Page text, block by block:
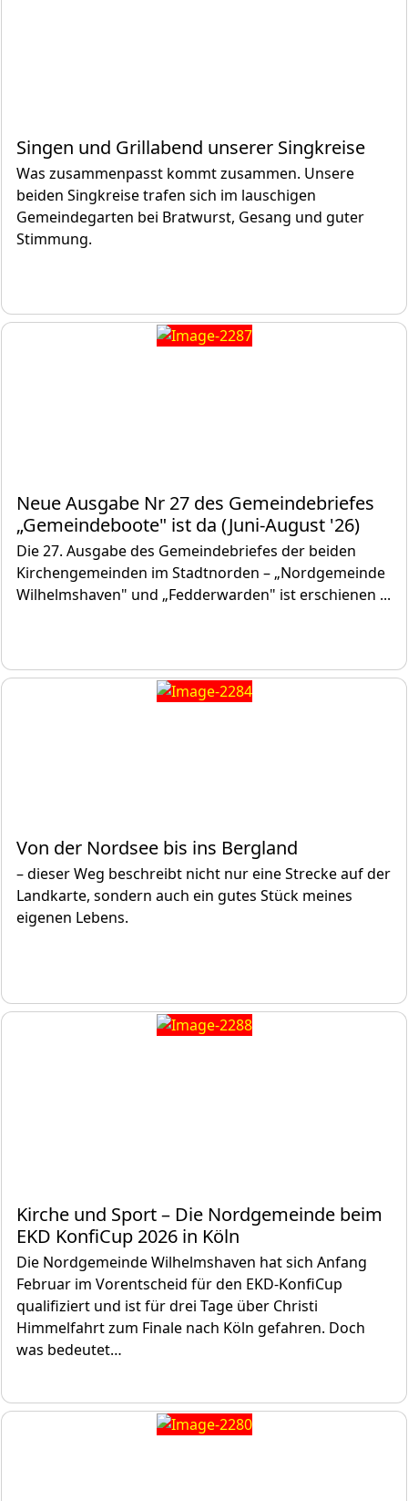
Singen und Grillabend unserer Singkreise
Was zusammenpasst kommt zusammen. Unsere
beiden Singkreise trafen sich im lauschigen
Gemeindegarten bei Bratwurst, Gesang und guter
Stimmung.
Neue Ausgabe Nr 27 des Gemeindebriefes
„Gemeindeboote" ist da (Juni-August '26)
Die 27. Ausgabe des Gemeindebriefes der beiden
Kirchengemeinden im Stadtnorden – „Nordgemeinde
Wilhelmshaven" und „Fedderwarden" ist erschienen ...
Von der Nordsee bis ins Bergland
– dieser Weg beschreibt nicht nur eine Strecke auf der
Landkarte, sondern auch ein gutes Stück meines
eigenen Lebens.
Kirche und Sport – Die Nordgemeinde beim
EKD KonfiCup 2026 in Köln
Die Nordgemeinde Wilhelmshaven hat sich Anfang
Februar im Vorentscheid für den EKD‑KonfiCup
qualifiziert und ist für drei Tage über Christi
Himmelfahrt zum Finale nach Köln gefahren. Doch
was bedeutet…